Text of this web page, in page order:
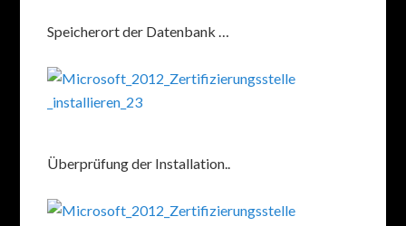
Speicherort der Datenbank …
Überprüfung der Installation..